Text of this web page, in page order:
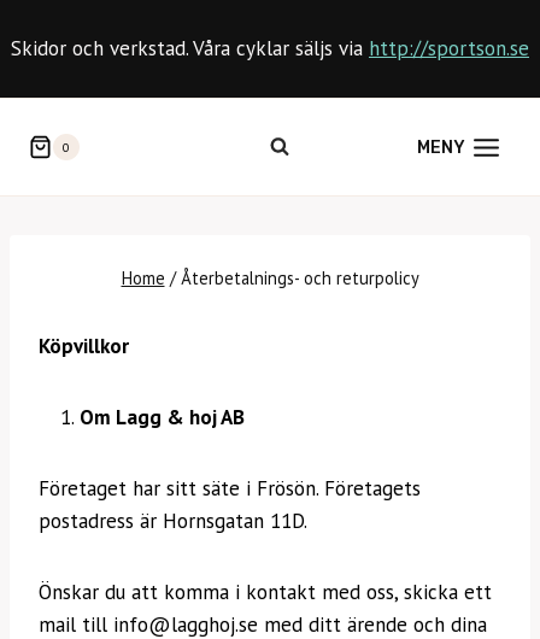
toSkidor och verkstad. Våra cyklar säljs via http://sportson.se
0 MENY
Home / Återbetalnings- och returpolicy
Köpvillkor
Om Lagg & hoj AB
Företaget har sitt säte i Frösön. Företagets
postadress är Hornsgatan 11D.
Önskar du att komma i kontakt med oss, skicka ett
mail till info@lagghoj.se med ditt ärende och dina